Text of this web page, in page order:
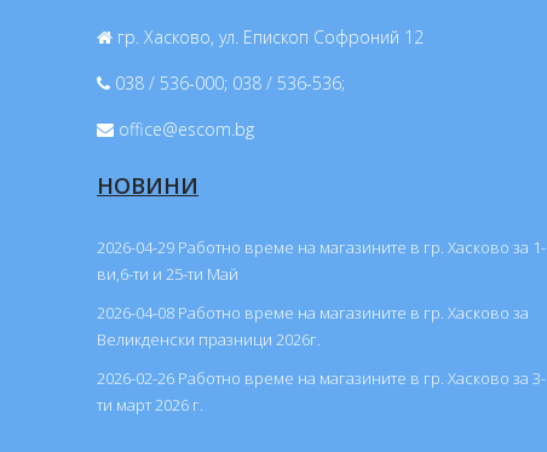
гр. Хасково, ул. Епископ Софроний 12
038 / 536-000; 038 / 536-536;
office@escom.bg
НОВИНИ
2026-04-29 Работно време на магазините в гр. Хасково за 1-
ви,6-ти и 25-ти Май
2026-04-08 Работно време на магазините в гр. Хасково за
Великденски празници 2026г.
2026-02-26 Работно време на магазините в гр. Хасково за 3-
ти март 2026 г.